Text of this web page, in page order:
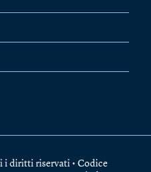
i diritti riservati • Codice